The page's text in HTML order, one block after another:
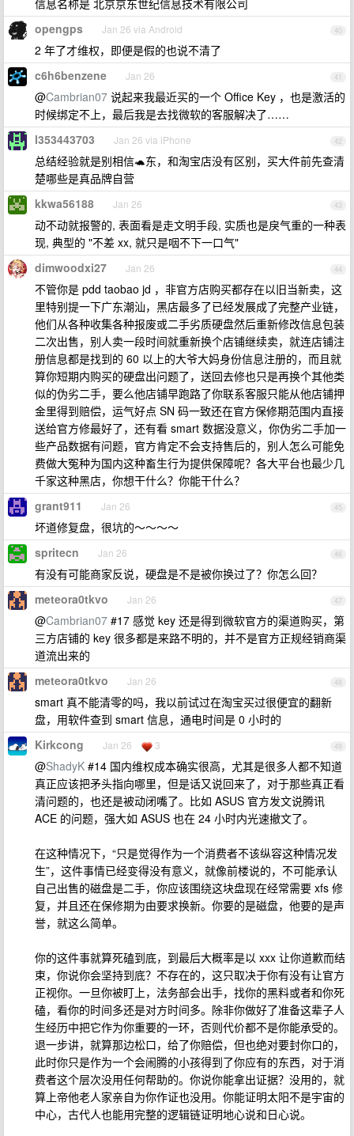
信息名称是 北京京东世纪信息技术有限公司
40
opengps Jan 26 via Android
2 年了才维权，即便是假的也说不清了
41
c6h6benzene Jan 26
@Cambrian07 说起来我最近买的一个 Office Key ，也是激活的
时候绑定不上，最后我是去找微软的客服解决了……
42
l353443703 Jan 26 via iPhone
总结经验就是别相信🐢东，和淘宝店没有区别，买大件前先查清
楚哪些是真品牌自营
43
kkwa56188 Jan 26
动不动就报警的, 表面看是走文明手段, 实质也是戾气重的一种表
现, 典型的 "不差 xx, 就只是咽不下一口气"
44
dimwoodxi27 Jan 26
不管你是 pdd taobao jd ，非官方店购买都存在以旧当新卖，这
里特别提一下广东潮汕，黑店最多了已经发展成了完整产业链，
他们从各种收集各种报废或二手劣质硬盘然后重新修改信息包装
二次出售，别人卖一段时间就重新换个店铺继续卖，就连店铺注
册信息都是找到的 60 以上的大爷大妈身份信息注册的，而且就
算你短期内购买的硬盘出问题了，送回去修也只是再换个其他类
似的伪劣二手，要么他店铺早跑路了你联系客服只能从他店铺押
金里得到赔偿，运气好点 SN 码一致还在官方保修期范围内直接
送给官方修最好了，还有看 smart 数据没意义，你伪劣二手加一
些产品数据有问题，官方肯定不会支持售后的，别人怎么可能免
费做大冤种为国内这种畜生行为提供保障呢？各大平台也最少几
千家这种黑店，你想干什么？你能干什么？
45
grant911 Jan 26
坏道修复盘，很坑的～～～～
46
spritecn Jan 26
有没有可能商家反说，硬盘是不是被你换过了？你怎么回？
47
meteora0tkvo Jan 26
@Cambrian07 #17 感觉 key 还是得到微软官方的渠道购买，第
三方店铺的 key 很多都是来路不明的，并不是官方正规经销商渠
道流出来的
48
meteora0tkvo Jan 26
smart 真不能清零的吗，我以前试过在淘宝买过很便宜的翻新
盘，用软件查到 smart 信息，通电时间是 0 小时的
49
Kirkcong Jan 26 3
@ShadyK #14 国内维权成本确实很高，尤其是很多人都不知道
真正应该把矛头指向哪里，但是话又说回来了，对于那些真正看
清问题的，也还是被动闭嘴了。比如 ASUS 官方发文说腾讯
ACE 的问题，强大如 ASUS 也在 24 小时内光速撤文了。
在这种情况下，“只是觉得作为一个消费者不该纵容这种情况发
生”，这件事情已经变得没有意义，就像前楼说的，不可能承认
自己出售的磁盘是二手，你应该围绕这块盘现在经常需要 xfs 修
复，并且还在保修期为由要求换新。你要的是磁盘，他要的是声
誉，就这么简单。
你的这件事就算死磕到底，到最后大概率是以 xxx 让你道歉而结
束，你说你会坚持到底？不存在的，这只取决于你有没有让官方
正视你。一旦你被盯上，法务部会出手，找你的黑料或者和你死
磕，看你的时间多还是对方时间多。除非你做好了准备这辈子人
生经历中把它作为你重要的一环，否则代价都不是你能承受的。
退一步讲，就算那边松口，给了你赔偿，但也绝对要封你口的，
此时你只是作为一个会闹腾的小孩得到了你应有的东西，对于消
费者这个层次没用任何帮助的。你说你能拿出证据？没用的，就
算上帝他老人家亲自为你作证也没用。你能证明太阳不是宇宙的
中心，古代人也能用完整的逻辑链证明地心说和日心说。